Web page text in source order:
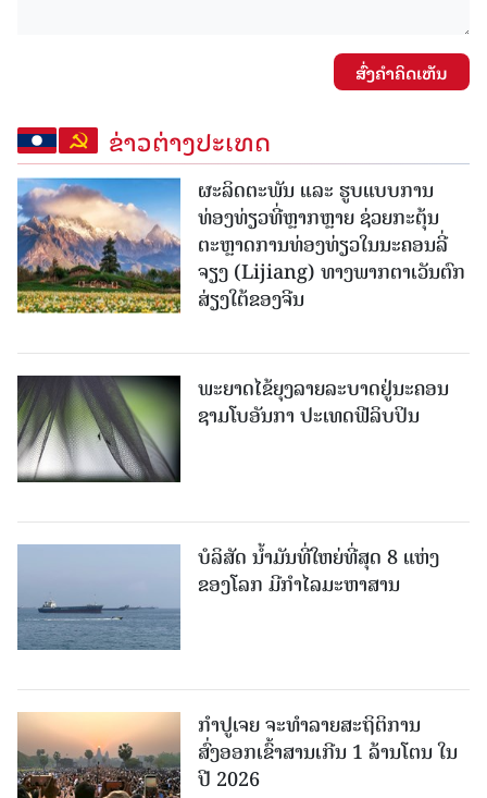
ສົ່ງຄໍາຄິດເຫັນ
ຂ່າວຕ່າງປະເທດ
ຜະລິດຕະພັນ ແລະ ຮູບແບບການ
ທ່ອງທ່ຽວທີ່ຫຼາກຫຼາຍ ຊ່ວຍກະຕຸ້ນ
ຕະຫຼາດການທ່ອງທ່ຽວໃນນະຄອນລີ່
ຈຽງ (Lijiang) ທາງພາກຕາເວັນຕົກ
ສ່ຽງໃຕ້ຂອງຈີນ
ພະຍາດໄຂ້ຍຸງລາຍລະບາດຢູ່ນະຄອນ
ຊາມໂບ​ອັນກາ ປະເທດຟີລິບປິນ
ບໍລິສັດ ນ້ຳມັນທີ່ໃຫຍ່ທີ່ສຸດ 8 ແຫ່ງ
ຂອງໂລກ ມີກຳໄລມະຫາສານ
ກຳປູເຈຍ ຈະທຳລາຍສະຖິຕິການ
ສົ່ງອອກເຂົ້າສານເກີນ 1 ລ້ານໂຕນ ໃນ
ປີ 2026